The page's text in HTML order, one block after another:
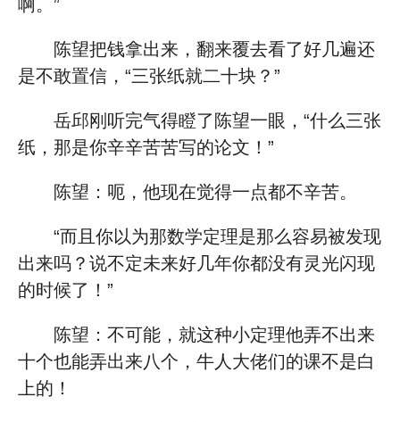
啊。”
陈望把钱拿出来，翻来覆去看了好几遍还
是不敢置信，“三张纸就二十块？”
岳邱刚听完气得瞪了陈望一眼，“什么三张
纸，那是你辛辛苦苦写的论文！”
陈望：呃，他现在觉得一点都不辛苦。
“而且你以为那数学定理是那么容易被发现
出来吗？说不定未来好几年你都没有灵光闪现
的时候了！”
陈望：不可能，就这种小定理他弄不出来
十个也能弄出来八个，牛人大佬们的课不是白
上的！